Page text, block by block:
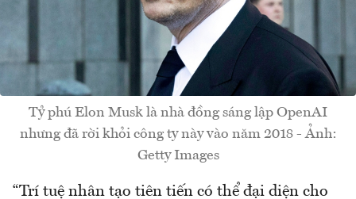
Tỷ phú Elon Musk là nhà đồng sáng lập OpenAI
nhưng đã rời khỏi công ty này vào năm 2018 - Ảnh:
Getty Images
“Trí tuệ nhân tạo tiên tiến có thể đại diện cho